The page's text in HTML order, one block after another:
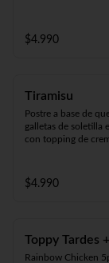
$4.990
Tiramisu
Postre a base de
galletas de soletilla
con topping de
$4.990
Toppy Tardes
Rainbow Chicken